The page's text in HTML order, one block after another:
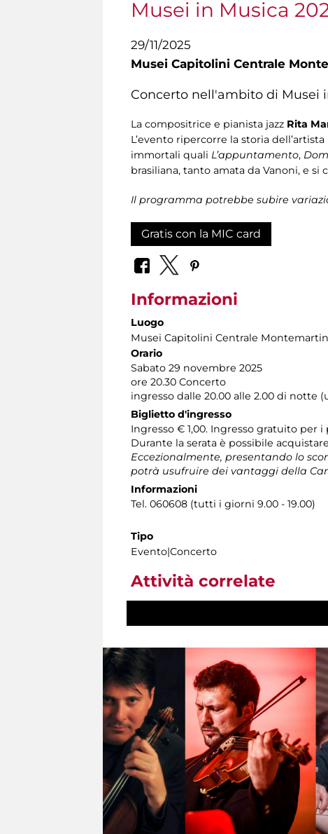
Musei in Musica
29/11/2025
Musei Capitolini Centrale
Concerto nell'ambito di Musei
La compositrice e pianista jazz Rita
L’evento ripercorre la storia
immortali quali L’appuntamento,
brasiliana, tanto amata da Vanoni, e
Il programma potrebbe subire
Gratis con la MIC card
Informazioni
Luogo
Musei Capitolini Centrale
Orario
Sabato 29 novembre 2025
ore 20.30 Concerto
ingresso dalle 20.00 alle 2.00 di notte
Biglietto d'ingresso
Ingresso € 1,00. Ingresso gratuito per i
Durante la serata è possibile acquistare
Eccezionalmente, presentando lo
potrà usufruire dei vantaggi della
Informazioni
Tel. 060608 (tutti i giorni 9.00 - 19.00)
Tipo
Evento|Concerto
Attività correlate